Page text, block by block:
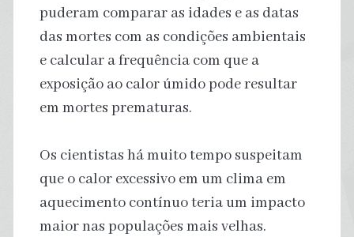
puderam comparar as idades e as datas
das mortes com as condições ambientais
e calcular a frequência com que a
exposição ao calor úmido pode resultar
em mortes prematuras.
Os cientistas há muito tempo suspeitam
que o calor excessivo em um clima em
aquecimento contínuo teria um impacto
maior nas populações mais velhas.